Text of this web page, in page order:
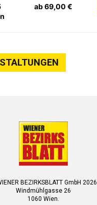
ab 69,00 €
BEZIRKSBLATT GmbH 2026
Windmühlgasse 26
1060 Wien.